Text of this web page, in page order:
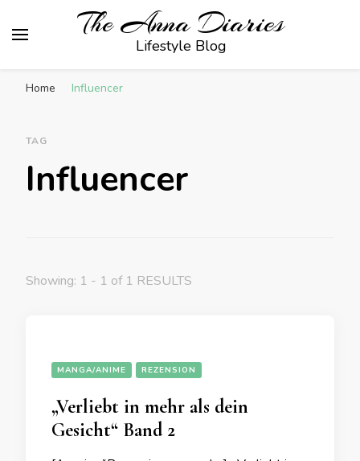
The Anna Diaries
Lifestyle Blog
Home Influencer
TAG
Influencer
Showing: 1 - 1 of 1 RESULTS
MANGA/ANIME REZENSION
„Verliebt in mehr als dein
Gesicht“ Band 2